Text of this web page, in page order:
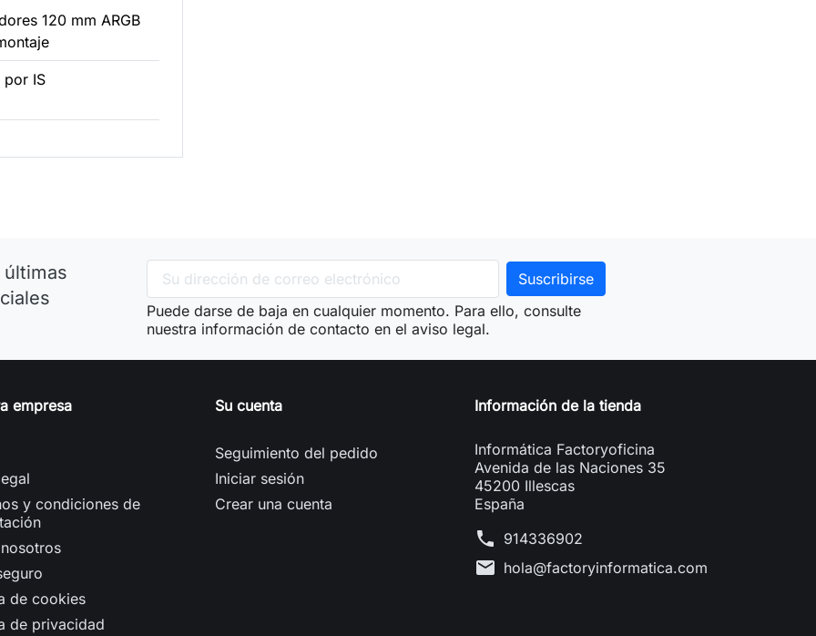
120 mm ARGB
IS
Puede darse de baja en cualquier momento. Para ello, consulte
nuestra información de contacto en el aviso legal.
empresa
y condiciones de
de cookies
de privacidad
Su cuenta
Seguimiento del pedido
Iniciar sesión
Crear una cuenta
Información de la tienda
Informática Factoryoficina
Avenida de las Naciones 35
45200 Illescas
España
phone 914336902
mail hola@factoryinformatica.com